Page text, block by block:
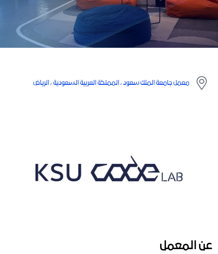
معمل جامعة الملك سعود ، المملكة العربية السعودية ، الرياض
عن المعمل